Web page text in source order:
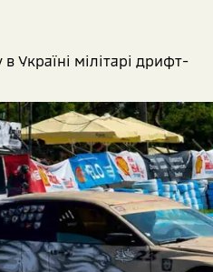
Україні мілітарі дрифт-